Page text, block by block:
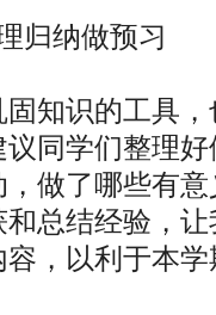
归纳做预习
知识的工具
同学们整理
做了哪些有
总结经验，
容，以利于本